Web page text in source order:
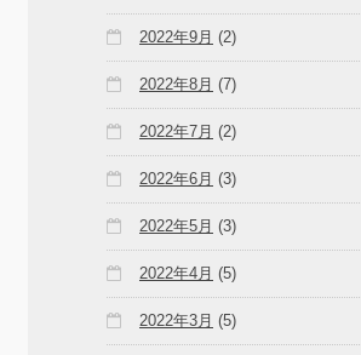
2022年9月 (2)
2022年8月 (7)
2022年7月 (2)
2022年6月 (3)
2022年5月 (3)
2022年4月 (5)
2022年3月 (5)